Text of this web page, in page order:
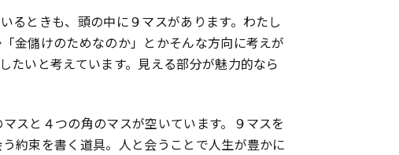
るときも、頭の中に９マスがあります。わたし
金儲けのためなのか」とかそんな方向に考えが
たいと考えています。見える部分が魅力的なら
スと４つの角のマスが空いています。９マスを
約束を書く道具。人と会うことで人生が豊かに